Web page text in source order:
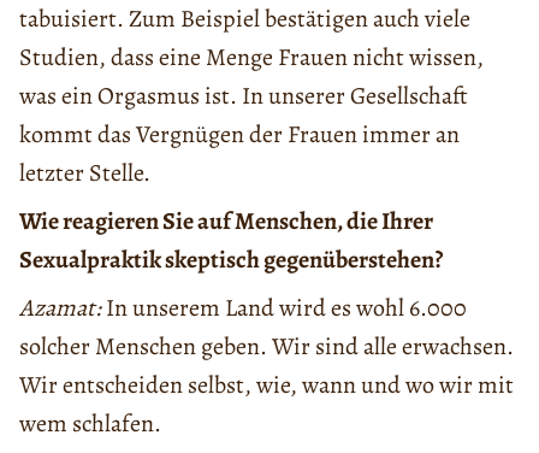
tabuisiert. Zum Beispiel bestätigen auch viele
Studien, dass eine Menge Frauen nicht wissen,
was ein Orgasmus ist. In unserer Gesellschaft
kommt das Vergnügen der Frauen immer an
letzter Stelle.
Wie reagieren Sie auf Menschen, die Ihrer
Sexualpraktik skeptisch gegenüberstehen?
Azamat:In unserem Land wird es wohl 6.000
solcher Menschen geben. Wir sind alle erwachsen.
Wir entscheiden selbst, wie, wann und wo wir mit
wem schlafen.